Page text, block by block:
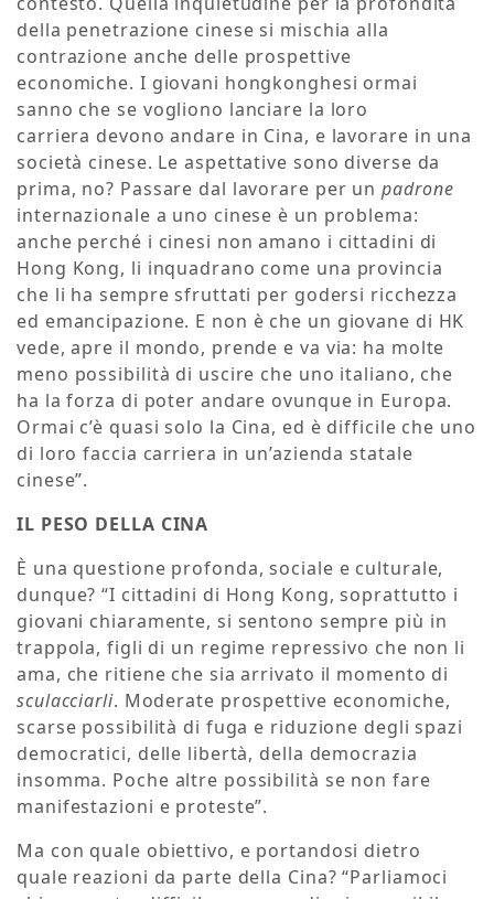
della penetrazione cinese si mischia alla
contrazione anche delle prospettive
economiche. I giovani hongkonghesi ormai
sanno che se vogliono lanciare la loro
carriera devono andare in Cina, e lavorare in una
società cinese. Le aspettative sono diverse da
prima, no? Passare dal lavorare per unpadrone
internazionale a uno cinese è un problema:
anche perché i cinesi non amano i cittadini di
Hong Kong, li inquadrano come una provincia
che li ha sempre sfruttati per godersi ricchezza
ed emancipazione. E non è che un giovane di HK
vede, apre il mondo, prende e va via: ha molte
meno possibilità di uscire che uno italiano, che
ha la forza di poter andare ovunque in Europa.
Ormai c’è quasi solo la Cina, ed è difficile che uno
di loro faccia carriera in un’azienda statale
cinese”.
IL PESO DELLA CINA
È una questione profonda, sociale e culturale,
dunque? “I cittadini di Hong Kong, soprattutto i
giovani chiaramente, si sentono sempre più in
trappola, figli di un regime repressivo che non li
ama, che ritiene che sia arrivato il momento di
sculacciarli. Moderate prospettive economiche,
scarse possibilità di fuga e riduzione degli spazi
democratici, delle libertà, della democrazia
insomma. Poche altre possibilità se non fare
manifestazioni e proteste”.
Ma con quale obiettivo, e portandosi dietro
quale reazioni da parte della Cina? “Parliamoci